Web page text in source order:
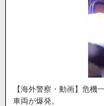
【海外警察・動画】危機
車両が爆発。